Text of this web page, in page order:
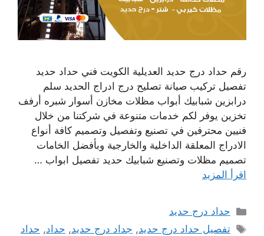
رقم حداد درج حديد العديلية الكويت فني حداد حديد
تفصيل تركيب صيانة تصليح درج ادراج الحديد سلم
درابزين شبابيك أبواب مظلات مخازن أسوار شبره أرفف
تخزين يوفر لكم خدمات متنوعة في شركتنا من خلال
فنيين محترفين في تصنيع وتفصيل وتصميم كافة أنواع
الادراج المعلقة الداخلية والخارجية وبأفضل الخامات
تصميم مظلات وتصنيع شبابيك حديد تفصيل ابواب …
اقرأ المزيد
التصنيفات
حداد درج حديد
الوسوم
تفصيل حداد درج حديد, جداد درج حديد, حداد, حداد